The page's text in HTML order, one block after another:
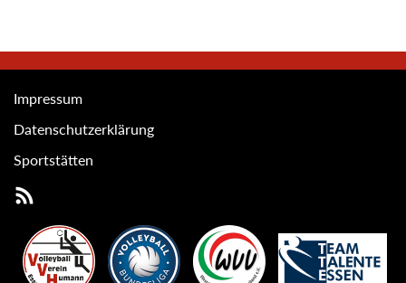
Impressum
Datenschutzerklärung
Sportstätten